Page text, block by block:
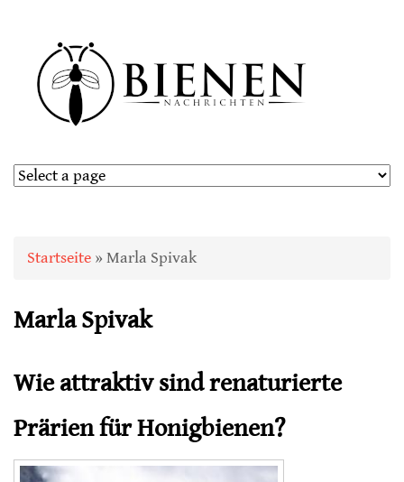
Sie sind hier
Startseite » Marla Spivak
Marla Spivak
Wie attraktiv sind renaturierte
Prärien für Honigbienen?